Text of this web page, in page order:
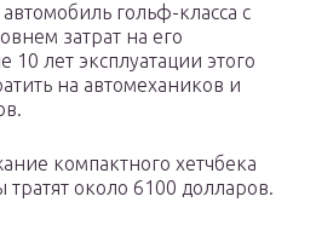
гольф-класса с
затрат на его
лет эксплуатации этого
на автомехаников и
компактного хетчбека
тратят около 6100 долларов.